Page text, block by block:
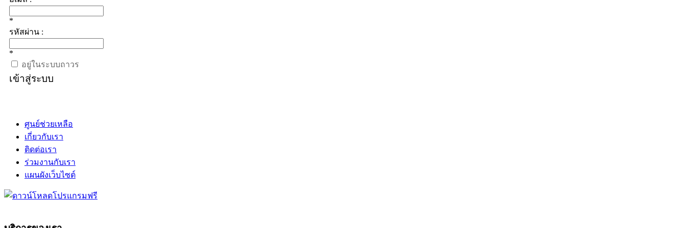
*
รหัสผ่าน :
*
อยู่ในระบบถาวร
เข้าสู่ระบบ
ศูนย์ช่วยเหลือ
เกี่ยวกับเรา
ติดต่อเรา
ร่วมงานกับเรา
แผนผังเว็บไซต์